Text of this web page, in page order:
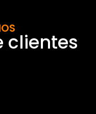
clientes